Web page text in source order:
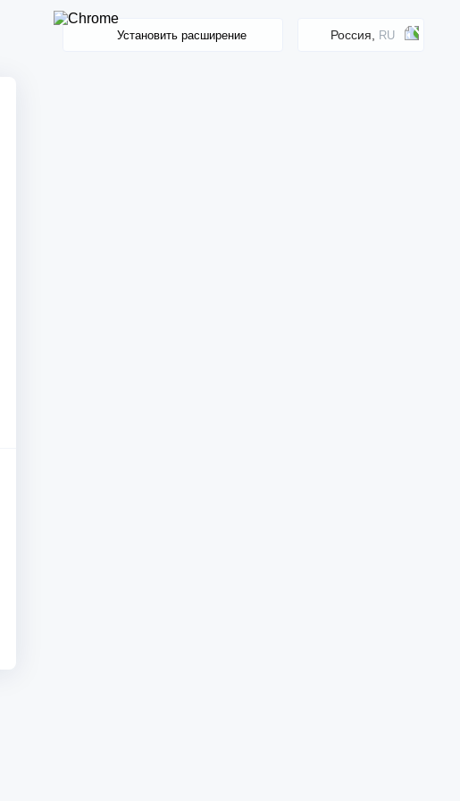
Установить расширение Россия, RU